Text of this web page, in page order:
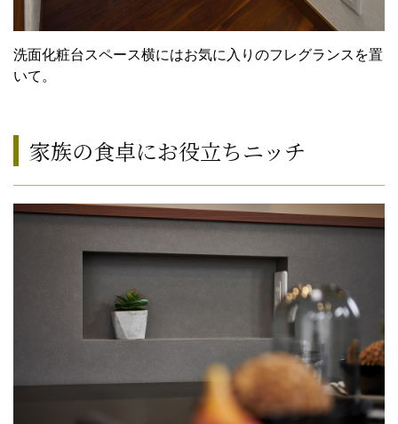
洗面化粧台スペース横にはお気に入りのフレグランスを置
いて。
家族の食卓にお役立ちニッチ